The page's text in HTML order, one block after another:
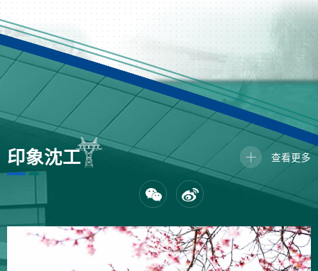
印象沈工 查看更多